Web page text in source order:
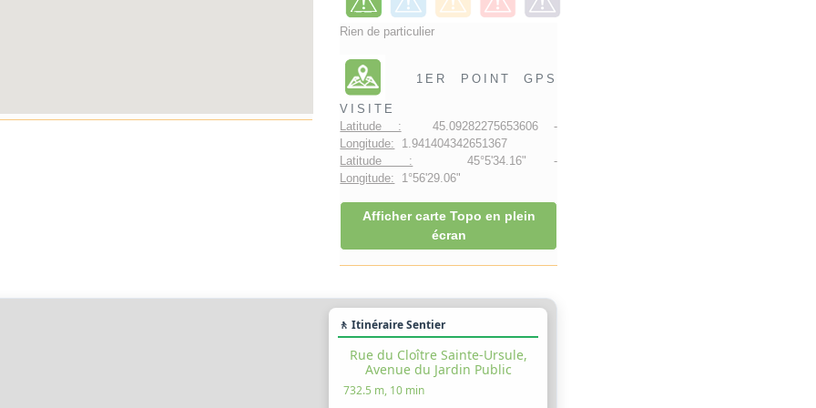
Rien de particulier
1ER POINT GPS
VISITE
Latitude : 45.09282275653606 -
Longitude: 1.941404342651367
Latitude : 45°5'34.16" -
Longitude: 1°56'29.06"
Afficher carte Topo en plein
écran
🚶 Itinéraire Sentier
Rue du Cloître Sainte-Ursule,
Avenue du Jardin Public
732.5 m, 10 min